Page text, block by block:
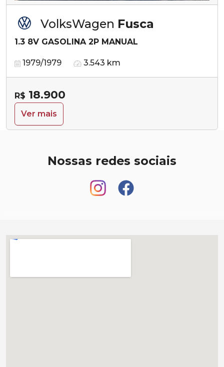
VolksWagen Fusca
1.3 8V GASOLINA 2P MANUAL
1979/1979 3.543 km
R$ 18.900
Ver mais
Nossas redes sociais